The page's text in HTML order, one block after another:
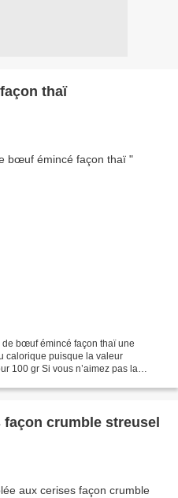
thaï
bœuf émincé façon thaï une
calorique puisque la valeur
100 gr Si vous n’aimez pas la
crumble streusel